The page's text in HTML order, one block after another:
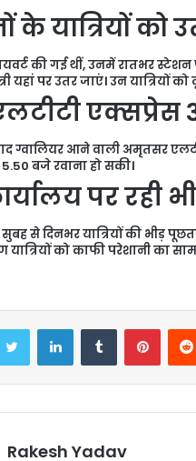
के यात्रियों को
की गई थीं, उनमें रातभर
यहां पर उतर जाएं। उन यात्रियों को
एक्सप्रेस
ग्वालियर आने वाली अमृतसर
बजे रवाना हो सकी।
पर रही
से दिनभर यात्रियों की भीड़
यात्रियों को काफी परेशानी का
Rakesh Yadav